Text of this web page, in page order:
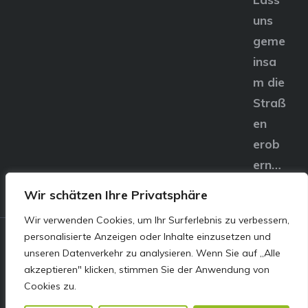
Wir schätzen Ihre Privatsphäre
Wir verwenden Cookies, um Ihr Surferlebnis zu verbessern,
personalisierte Anzeigen oder Inhalte einzusetzen und
unseren Datenverkehr zu analysieren. Wenn Sie auf „Alle
akzeptieren" klicken, stimmen Sie der Anwendung von
Cookies zu.
uns
geme
insa
m die
Straß
en
erob
ern…
© E&S Motors GmbH,
Linzer Straße 83 4240
Freistadt